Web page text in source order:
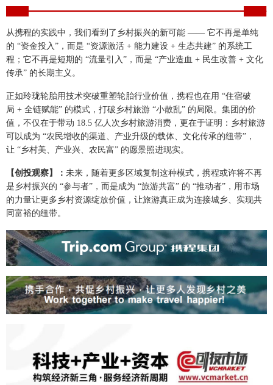
从携程的实践中，我们看到了乡村振兴的新可能 —— 它不再是单纯
的 “资金投入”，而是 “资源激活 + 能力建设 + 生态共建” 的系统工
程；它不再是短期的 “流量引入”，而是 “产业造血 + 民生改善 + 文化
传承” 的长期主义。
正如玲珑轮胎用技术突破重塑轮胎行业价值，携程也在用 “住宿破
局 + 全链赋能” 的模式，打破乡村旅游 “小散乱” 的局限。集团的价
值，不仅在于带动 18.5 亿人次乡村旅游消费，更在于证明：乡村旅游
可以成为 “农民增收的渠道、产业升级的载体、文化传承的纽带”，
让 “乡村美、产业兴、农民富” 的愿景照进现实。
【创投观察】： 未来，随着更多区域复制这种模式，携程或许将不再
是乡村振兴的 “参与者”，而是成为 “旅游共富” 的 “推动者”，用市场
的力量让更多乡村资源绽放价值，让旅游真正成为连接城乡、实现共
同富裕的纽带。